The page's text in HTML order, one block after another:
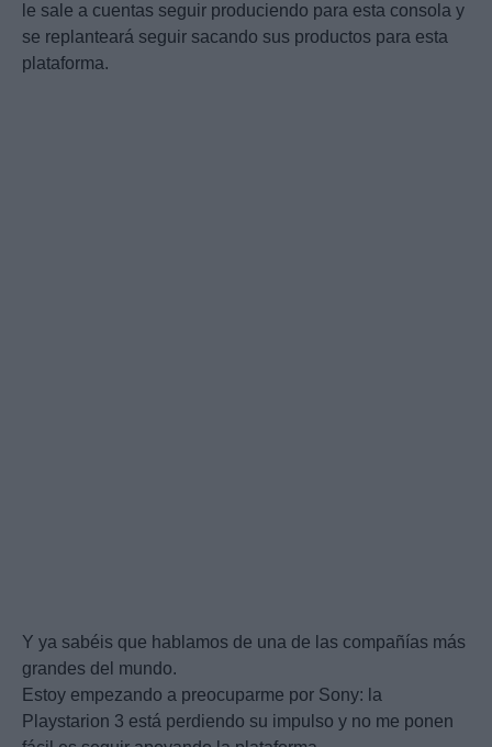
le sale a cuentas seguir produciendo para esta consola y
se replanteará seguir sacando sus productos para esta
plataforma.
Y ya sabéis que hablamos de una de las compañías más
grandes del mundo.
Estoy empezando a preocuparme por Sony: la
Playstarion 3 está perdiendo su impulso y no me ponen